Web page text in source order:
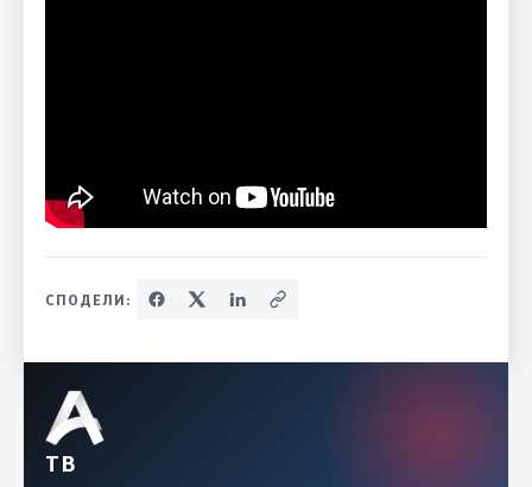
СПОДЕЛИ:
ТВ